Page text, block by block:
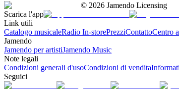
© 2026 Jamendo Licensing
Scarica l'app
Link utili
Catalogo musicaleRadio In-storePrezziContattoCentro
Jamendo
Jamendo per artistiJamendo Music
Note legali
Condizioni generali d'usoCondizioni di vendita
Seguici